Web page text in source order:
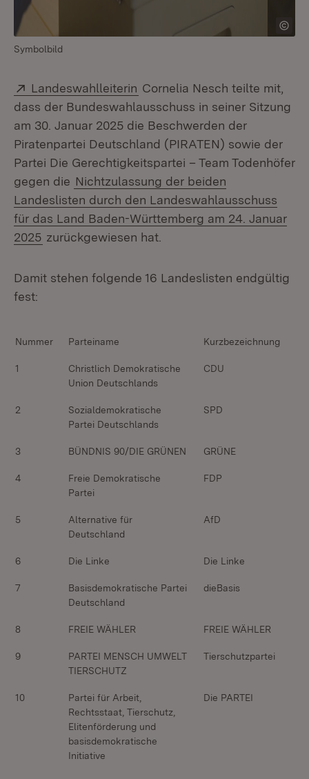
Symbolbild
Extern:
Landeswahlleiterin (Öffnet in neuem Fenster)
Cornelia Nesch teilte mit,
dass der Bundeswahlausschuss in seiner Sitzung
am 30. Januar 2025 die Beschwerden der
Piratenpartei Deutschland (PIRATEN) sowie der
Partei Die Gerechtigkeitspartei – Team Todenhöfer
gegen die Nichtzulassung der beiden
Landeslisten durch den Landeswahlausschuss
für das Land Baden-Württemberg am 24. Januar
2025 zurückgewiesen hat.
Damit stehen folgende 16 Landeslisten endgültig
fest:
Nummer Parteiname Kurzbezeichnung
1
Christlich Demokratische
Union Deutschlands
CDU
2
Sozialdemokratische
Partei Deutschlands
SPD
3 BÜNDNIS 90/DIE GRÜNEN GRÜNE
4
Freie Demokratische
Partei
FDP
5
Alternative für
Deutschland
AfD
6 Die Linke Die Linke
7
Basisdemokratische Partei
Deutschland
dieBasis
8 FREIE WÄHLER FREIE WÄHLER
9
PARTEI MENSCH UMWELT
TIERSCHUTZ
Tierschutzpartei
10
Partei für Arbeit,
Rechtsstaat, Tierschutz,
Elitenförderung und
basisdemokratische
Initiative
Die PARTEI